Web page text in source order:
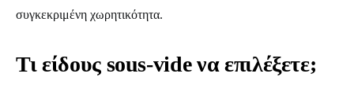
συγκεκριμένη χωρητικότητα.
Τι είδους sous-vide να επιλέξετε;